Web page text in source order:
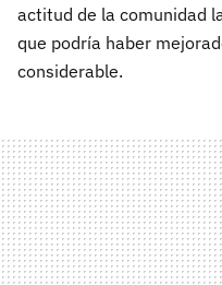
actitud de la comunidad
que podría haber
considerable.